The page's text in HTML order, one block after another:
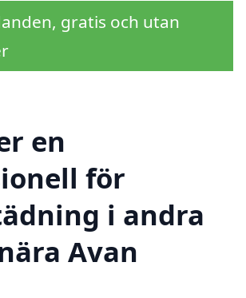
gratis och utan
en
för
i andra
Avan